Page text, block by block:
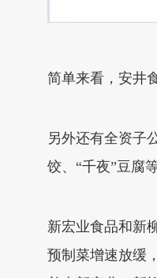
简单来看，安井
另外还有全资子
饺、“千夜”豆腐等
新宏业食品和新
预制菜增速放缓